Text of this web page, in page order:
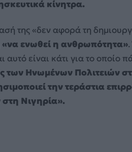
κίνητρα.
της «δεν αφορά τη
ενωθεί η ανθρωπότητα»
αυτό είναι κάτι για το οποίο
των Ηνωμένων Πολιτειών
την τεράστια
στη Νιγηρία».